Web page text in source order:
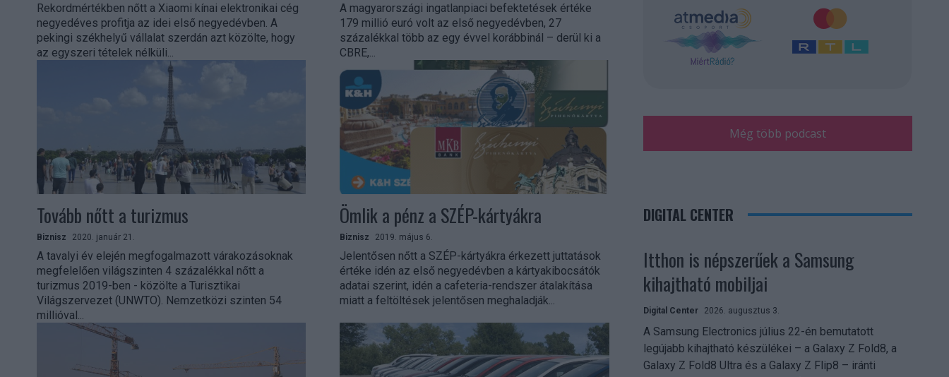
Rekordmértékben nőtt a Xiaomi kínai elektronikai cég
negyedéves profitja az idei első negyedévben. A
pekingi székhelyű vállalat szerdán azt közölte, hogy
az egyszeri tételek nélküli...
A magyarországi ingatlanpiaci befektetések értéke
179 millió euró volt az első negyedévben, 27
százalékkal több az egy évvel korábbinál – derül ki a
CBRE,...
Tovább nőtt a turizmus
Biznisz 2020. január 21.
A tavalyi év elején megfogalmazott várakozásoknak
megfelelően világszinten 4 százalékkal nőtt a
turizmus 2019-ben - közölte a Turisztikai
Világszervezet (UNWTO). Nemzetközi szinten 54
millióval...
Ömlik a pénz a SZÉP-kártyákra
Biznisz 2019. május 6.
Jelentősen nőtt a SZÉP-kártyákra érkezett juttatások
értéke idén az első negyedévben a kártyakibocsátók
adatai szerint, idén a cafeteria-rendszer átalakítása
miatt a feltöltések jelentősen meghaladják...
Még több podcast
DIGITAL CENTER
Itthon is népszerűek a Samsung
kihajtható mobiljai
Digital Center 2026. augusztus 3.
A Samsung Electronics július 22-én bemutatott
legújabb kihajtható készülékei – a Galaxy Z Fold8, a
Galaxy Z Fold8 Ultra és a Galaxy Z Flip8 – iránti